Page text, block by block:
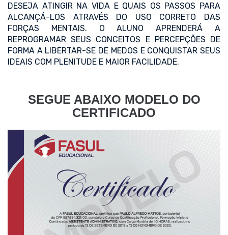
DESEJA ATINGIR NA VIDA E QUAIS OS PASSOS PARA
ALCANÇÁ-LOS ATRAVÉS DO USO CORRETO DAS
FORÇAS MENTAIS. O ALUNO APRENDERÁ A
REPROGRAMAR SEUS CONCEITOS E PERCEPÇÕES DE
FORMA A LIBERTAR-SE DE MEDOS E CONQUISTAR SEUS
IDEAIS COM PLENITUDE E MAIOR FACILIDADE.
SEGUE ABAIXO MODELO DO
CERTIFICADO